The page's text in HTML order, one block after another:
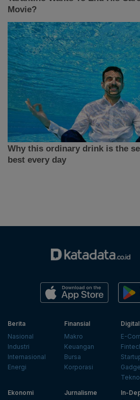
Berita
Nasional
Industri
Internasional
Energi
Finansial
Makro
Keuangan
Bursa
Korporasi
Digital
E-
Ekonomi
Jurnalisme
In-